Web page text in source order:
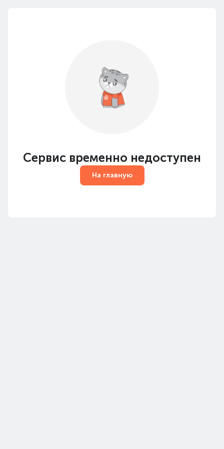
Сервис временно недоступен
На главную